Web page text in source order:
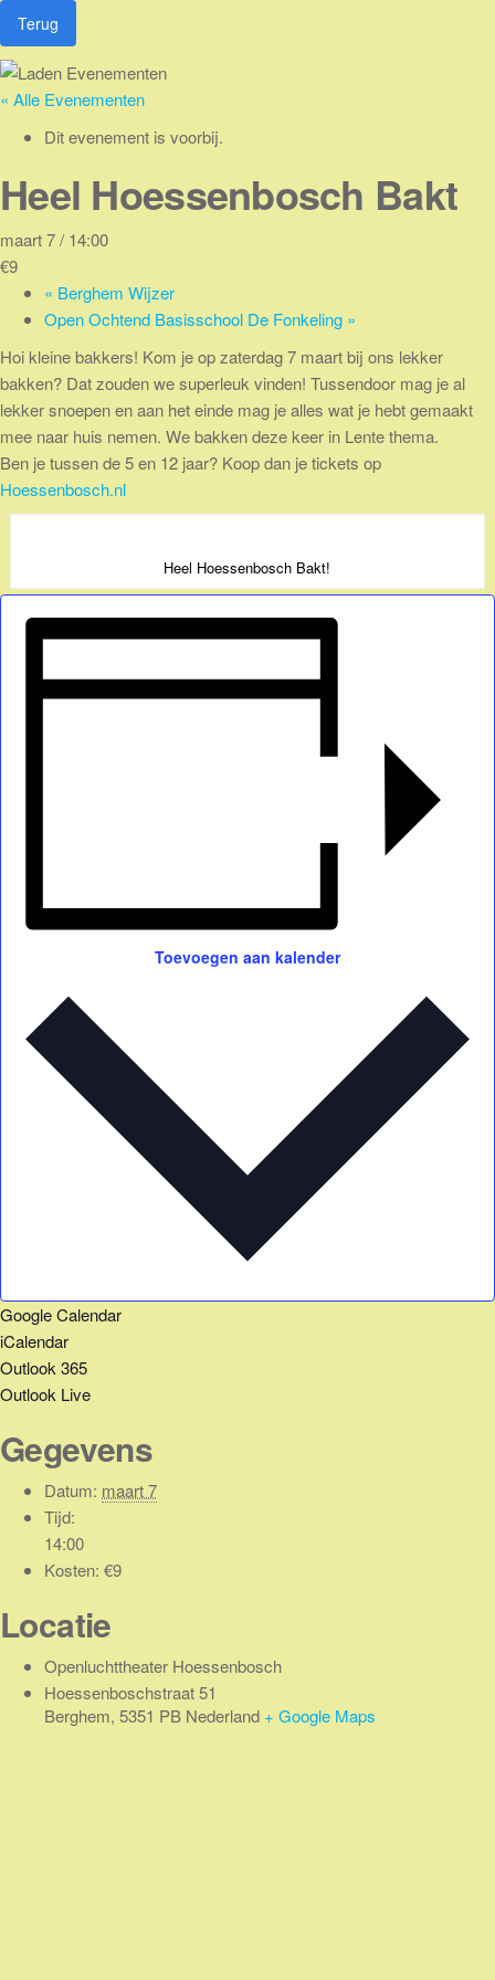
naar
de
inhoud
Terug
« Alle Evenementen
Dit evenement is voorbij.
Heel Hoessenbosch Bakt
maart 7 / 14:00
€9
« Berghem Wijzer
Open Ochtend Basisschool De Fonkeling »
Hoi kleine bakkers! Kom je op zaterdag 7 maart bij ons lekker
bakken? Dat zouden we superleuk vinden! Tussendoor mag je al
lekker snoepen en aan het einde mag je alles wat je hebt gemaakt
mee naar huis nemen. We bakken deze keer in Lente thema.
Ben je tussen de 5 en 12 jaar? Koop dan je tickets op
Hoessenbosch.nl
Heel Hoessenbosch Bakt!
Toevoegen aan kalender
Google Calendar
iCalendar
Outlook 365
Outlook Live
Gegevens
Datum: maart 7
Tijd:
14:00
Kosten: €9
Locatie
Openluchttheater Hoessenbosch
Hoessenboschstraat 51
Berghem, 5351 PB Nederland + Google Maps